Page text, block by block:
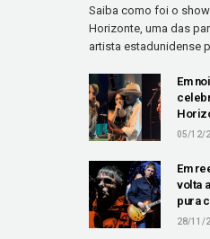
Saiba como foi o
Horizonte, uma das
artista estadunidense
Em
05/12/
Em
volta
pura
28/11/